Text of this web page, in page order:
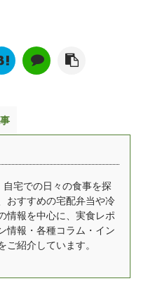
な高性能プラスチック
器の中に入ってい ...
ん・子供の分もまとめ
冷凍弁当にしてしまう
は難しくても、冷凍弁
の体調に合わせた使い方
選んでみて下さいね。
た妊娠中のママさんも
心して食べることがで
宅での日々の食事を探
おすすめの宅配弁当や冷
情報を中心に、実食レポ
情報・各種コラム・イン
ご紹介しています。